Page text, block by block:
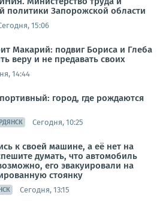
политики Запорожской области
15:06
Макарий: подвиг Бориса и Глеба
веру и не предавать своих
14:44
город, где рождаются
Сегодня, 10:25
к своей машине, а её нет на
думать, что автомобиль
его эвакуировали на
стоянку
Сегодня, 13:15